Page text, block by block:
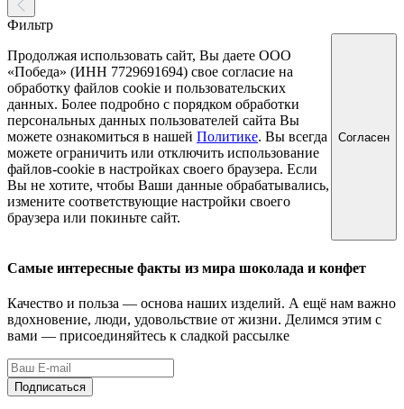
Фильтр
Продолжая использовать сайт, Вы даете ООО
«Победа» (ИНН 7729691694) свое согласие на
обработку файлов cookie и пользовательских
данных. Более подробно с порядком обработки
персональных данных пользователей сайта Вы
можете ознакомиться в нашей Политике. Вы всегда
можете ограничить или отключить использование
файлов-cookie в настройках своего браузера. Если
Вы не хотите, чтобы Ваши данные обрабатывались,
измените соответствующие настройки своего
браузера или покиньте сайт.
Согласен
Самые интересные факты из мира шоколада и конфет
Качество и польза — основа наших изделий. А ещё нам важно
вдохновение, люди, удовольствие от жизни. Делимся этим с
вами — присоединяйтесь к сладкой рассылке
Подписаться